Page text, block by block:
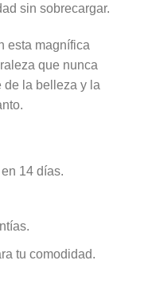
sin sobrecargar.
esta magnífica
que nunca
de la belleza y la
14 días.
tu comodidad.